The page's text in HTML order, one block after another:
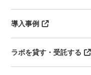
導入事例
ラボを貸す・受託する